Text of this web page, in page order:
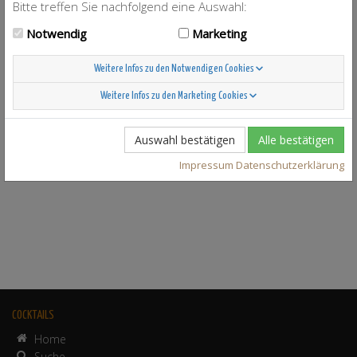
COCKTAILS
Home
Bitte treffen Sie nachfolgend eine Auswahl:
Notwendig
Marketing
Weitere Infos zu den Notwendigen Cookies
Weitere Infos zu den Marketing Cookies
Auswahl bestätigen Alle bestätigen
Impressum Datenschutzerklärung